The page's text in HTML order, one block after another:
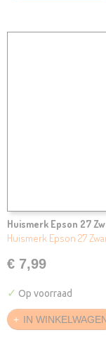
Huismerk Epson 27
Huismerk Epson 27
€ 7,99
✓ Op voorraad
IN